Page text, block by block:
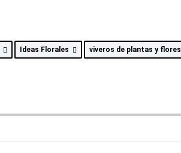
Ideas Florales viveros de plantas y flores